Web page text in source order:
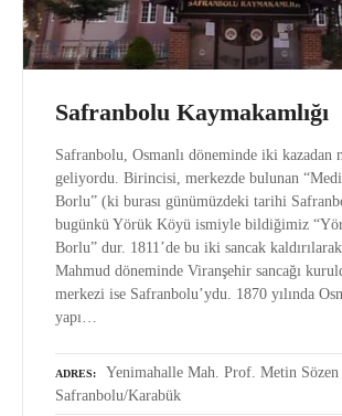
Safranbolu Kaymakamlığı
Safranbolu, Osmanlı döneminde iki kazadan
geliyordu. Birincisi, merkezde bulunan
Borlu” (ki burası günümüzdeki tarihi
bugünkü Yörük Köyü ismiyle bildiğimiz
Borlu” dur. 1811’de bu iki sancak
Mahmud döneminde Viranşehir sancağı
merkezi ise Safranbolu’ydu. 1870 yılında
yapı…
ADRES
Yenimahalle Mah. Prof. Metin Sözen
Safranbolu/Karabük